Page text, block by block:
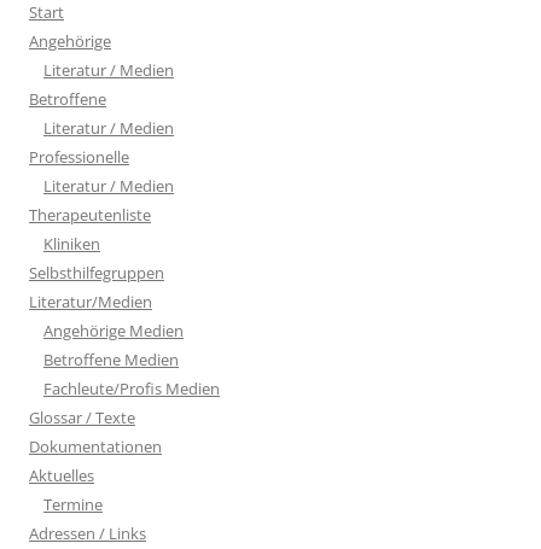
Start
Angehörige
Literatur / Medien
Betroffene
Literatur / Medien
Professionelle
Literatur / Medien
Therapeutenliste
Kliniken
Selbsthilfegruppen
Literatur/Medien
Angehörige Medien
Betroffene Medien
Fachleute/Profis Medien
Glossar / Texte
Dokumentationen
Aktuelles
Termine
Adressen / Links